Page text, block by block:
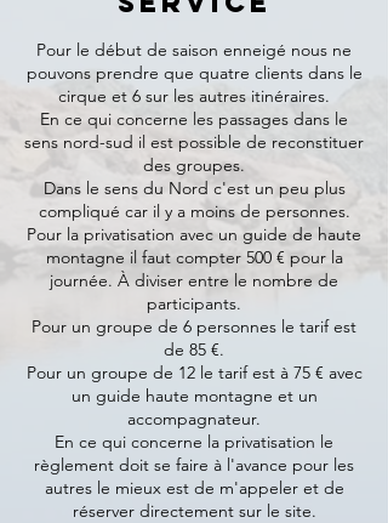
Pour le début de saison enneigé nous ne
pouvons prendre que quatre clients dans le
cirque et 6 sur les autres itinéraires.
En ce qui concerne les passages dans le
sens nord-sud il est possible de reconstituer
des groupes.
Dans le sens du Nord c'est un peu plus
compliqué car il y a moins de personnes.
Pour la privatisation avec un guide de haute
montagne il faut compter 500 € pour la
journée. À diviser entre le nombre de
participants.
Pour un groupe de 6 personnes le tarif est
de 85 €.
Pour un groupe de 12 le tarif est à 75 € avec
un guide haute montagne et un
accompagnateur.
En ce qui concerne la privatisation le
règlement doit se faire à l'avance pour les
autres le mieux est de m'appeler et de
réserver directement sur le site.